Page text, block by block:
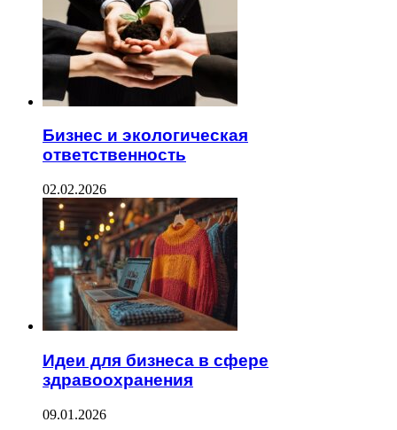
Бизнес и экологическая
ответственность
02.02.2026
Идеи для бизнеса в сфере
здравоохранения
09.01.2026